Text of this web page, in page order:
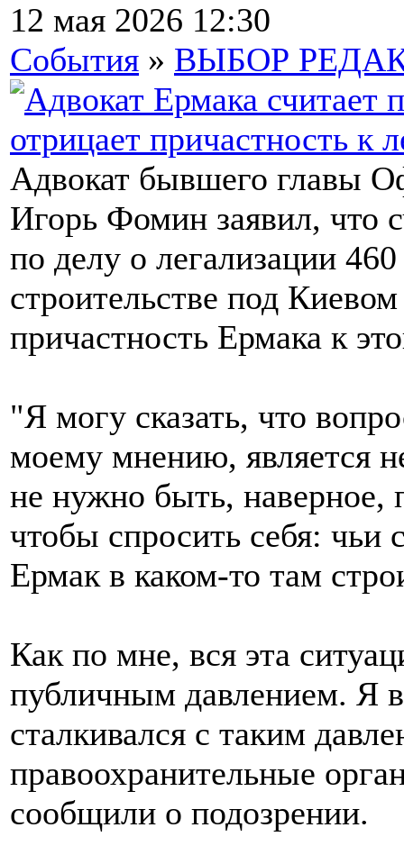
12 мая 2026 12:30
События » ВЫБОР
Адвокат бывшего главы
Игорь Фомин заявил, что
по делу о легализации
строительстве под
причастность Ермака к
"Я могу сказать, что
моему мнению, является
не нужно быть,
чтобы спросить себя: чьи
Ермак в каком-то там
Как по мне, вся эта
публичным давлением. Я
сталкивался с таким
правоохранительные
сообщили о подозрении.